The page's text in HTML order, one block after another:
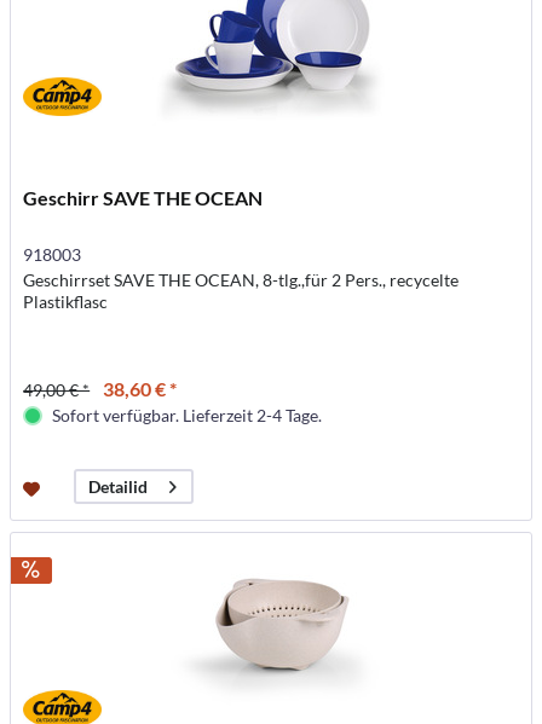
Geschirr SAVE THE OCEAN
918003
Geschirrset SAVE THE OCEAN, 8-tlg.,für 2 Pers., recycelte
Plastikflasc
49,00 € * 38,60 € *
Sofort verfügbar. Lieferzeit 2-4 Tage.
Detailid